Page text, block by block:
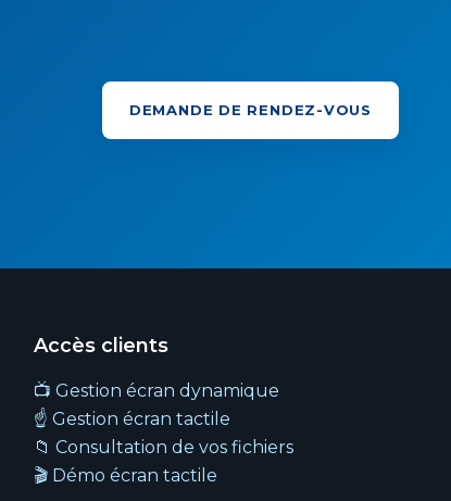
DEMANDE DE RENDEZ-VOUS
Accès clients
📺 Gestion écran dynamique
☝️ Gestion écran tactile
📁 Consultation de vos fichiers
🎬 Démo écran tactile